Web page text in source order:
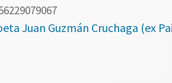
Juan Guzmán Cruchaga (ex